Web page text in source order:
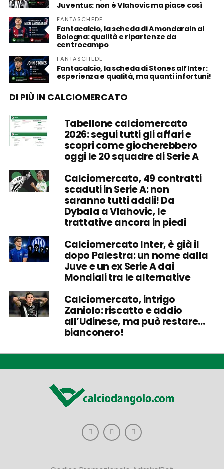
Juventus: non è Vlahovic ma piace così
FANTASCHEDE
Fantacalcio, la scheda di Amondarain al
Bologna: qualità e ripartenze da
centrocampo
FANTASCHEDE
Fantacalcio, la scheda di Stones all’Inter:
esperienza e qualità, ma quanti infortuni!
DI PIÙ IN CALCIOMERCATO
Tabellone calciomercato
2026: segui tutti gli affari e
scopri come giocherebbero
oggi le 20 squadre di Serie A
Calciomercato, 49 contratti
scaduti in Serie A: non
saranno tutti addii! Da
Dybala a Vlahovic, le
trattative ancora in piedi
Calciomercato Inter, è già il
dopo Palestra: un nome dalla
Juve e un ex Serie A dai
Mondiali tra le alternative
Calciomercato, intrigo
Zaniolo: riscatto e addio
all’Udinese, ma può restare…
bianconero!